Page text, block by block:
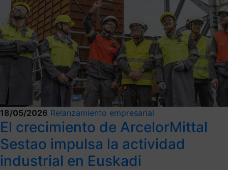
18/05/2026 Relanzamiento empresarial
El crecimiento de ArcelorMittal
Sestao impulsa la actividad
industrial en Euskadi